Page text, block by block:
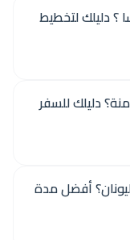
لتخطيط
دليلك للسفر
أفضل مدة